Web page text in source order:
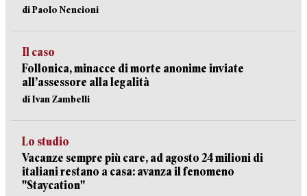
di Paolo Nencioni
Il caso
Follonica, minacce di morte anonime inviate
all’assessore alla legalità
di Ivan Zambelli
Lo studio
Vacanze sempre più care, ad agosto 24 milioni di
italiani restano a casa: avanza il fenomeno
"Staycation"